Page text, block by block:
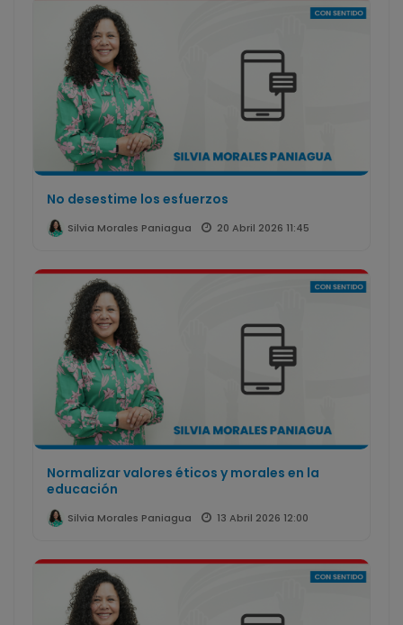
No desestime los esfuerzos
Silvia Morales Paniagua 20 Abril 2026 11:45
Normalizar valores éticos y morales en la
educación
Silvia Morales Paniagua 13 Abril 2026 12:00